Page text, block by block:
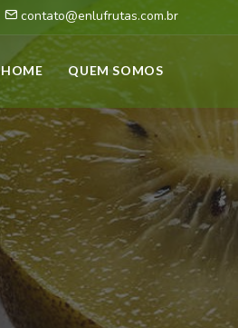
contato@enlufrutas.com.br
HOME QUEM SOMOS